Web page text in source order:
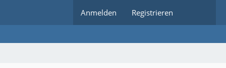
Anmelden Registrieren